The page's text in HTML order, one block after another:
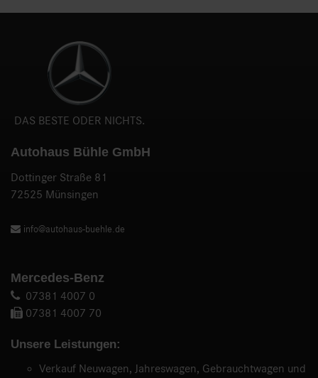
DAS BESTE ODER NICHTS.
Autohaus Bühle GmbH
Dottinger Straße 81
72525 Münsingen
info@autohaus-buehle.de
Mercedes-Benz
07381 4007 0
07381 4007 70
Unsere Leistungen:
Verkauf Neuwagen, Jahreswagen, Gebrauchtwagen und